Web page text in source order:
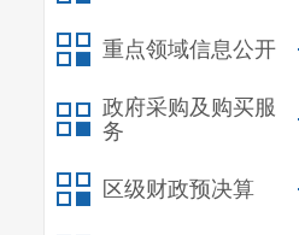
重点领域信息公开
政府采购及购买服
务
区级财政预决算